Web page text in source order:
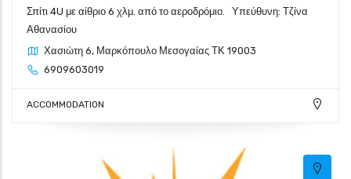
Σπίτι 4U με αίθριο 6 χλμ. από το αεροδρόμιο. Υπεύθυνη: Τζίνα
Αθανασίου
Χασιώτη 6, Μαρκόπουλο Μεσογαίας ΤΚ 19003
6909603019
ACCOMMODATION